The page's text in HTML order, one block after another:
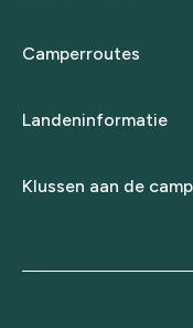
Camperroutes
Landeninformatie
Klussen aan de